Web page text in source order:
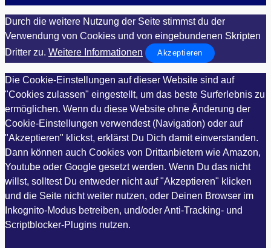
Durch die weitere Nutzung der Seite stimmst du der
Verwendung von Cookies und von eingebundenen Skripten
Dritter zu. Weitere Informationen Akzeptieren
Die Cookie-Einstellungen auf dieser Website sind auf
"Cookies zulassen" eingestellt, um das beste Surferlebnis zu
ermöglichen. Wenn du diese Website ohne Änderung der
Cookie-Einstellungen verwendest (Navigation) oder auf
"Akzeptieren" klickst, erklärst Du Dich damit einverstanden.
Dann können auch Cookies von Drittanbietern wie Amazon,
Youtube oder Google gesetzt werden. Wenn Du das nicht
willst, solltest Du entweder nicht auf "Akzeptieren" klicken
und die Seite nicht weiter nutzen, oder Deinen Browser im
Inkognito-Modus betreiben, und/oder Anti-Tracking- und
Scriptblocker-Plugins nutzen.